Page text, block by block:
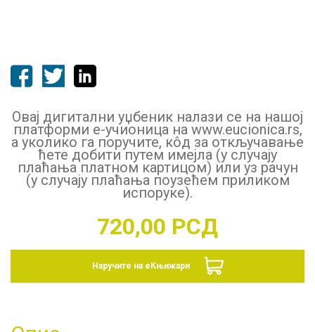
Овај дигитални уџбеник налази се на нашој
платформи е-учионица на www.eucionica.rs,
а уколико га поручите, кôд за откључавање
ћете добити путем имејла (у случају
плаћања платном картицом) или уз рачун
(у случају плаћања поузећем приликом
испоруке).
720,00 РСД
Наручите на еКњижари